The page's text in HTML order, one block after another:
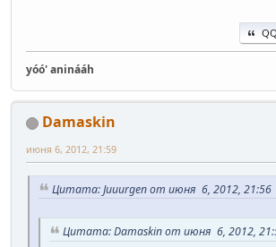
QQ
yóó' aninááh
Damaskin
июня 6, 2012, 21:59
Цитата: Juuurgen от июня 6, 2012, 21:56
Цитата: Damaskin от июня 6, 2012,